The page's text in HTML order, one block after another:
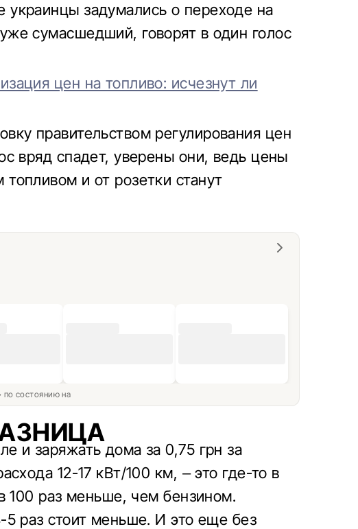
задумались о переходе на
сумасшедший, говорят в один голос
цен на топливо: исчезнут ли
правительством регулирования цен
вряд спадет, уверены они, ведь цены
и от розетки станут
по состоянию на
и заряжать дома за 0,75 грн за
12-17 кВт/100 км, – это где-то в
100 раз меньше, чем бензином.
5 раз стоит меньше. И это еще без